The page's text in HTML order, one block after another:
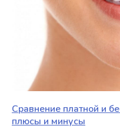
Сравнение платной и
плюсы и минусы